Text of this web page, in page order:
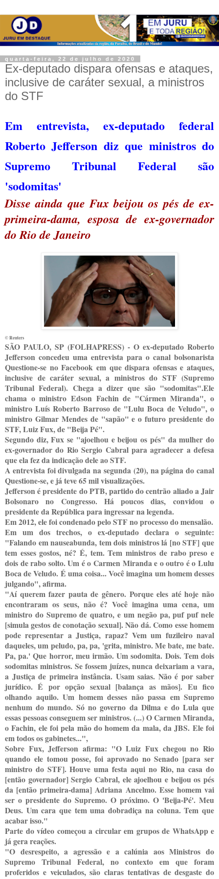
quarta-feira, 22 de julho de 2020
Ex-deputado dispara ofensas e ataques,
inclusive de caráter sexual, a ministros
do STF
Em entrevista, ex-deputado federal
Roberto Jefferson diz que ministros do
Supremo Tribunal Federal são
'sodomitas'
Disse ainda que Fux beijou os pés de ex-
primeira-dama, esposa de ex-governador
do Rio de Janeiro
© Reuters
SÃO PAULO, SP (FOLHAPRESS) - O ex-deputado Roberto
Jefferson concedeu uma entrevista para o canal bolsonarista
Questione-se no Facebook em que dispara ofensas e ataques,
inclusive de caráter sexual, a ministros do STF (Supremo
Tribunal Federal). Chega a dizer que são "sodomitas".Ele
chama o ministro Edson Fachin de "Cármen Miranda", o
ministro Luís Roberto Barroso de "Lulu Boca de Veludo", o
ministro Gilmar Mendes de "sapão" e o futuro presidente do
STF, Luiz Fux, de "Beija Pé".
Segundo diz, Fux se "ajoelhou e beijou os pés" da mulher do
ex-governador do Rio Sergio Cabral para agradecer a defesa
que ela fez da indicação dele ao STF.
A entrevista foi divulgada na segunda (20), na página do canal
Questione-se, e já teve 65 mil visualizações.
Jefferson é presidente do PTB, partido do centrão aliado a Jair
Bolsonaro no Congresso. Há poucos dias, convidou o
presidente da República para ingressar na legenda.
Em 2012, ele foi condenado pelo STF no processo do mensalão.
Em um dos trechos, o ex-deputado declara o seguinte:
"Falando em nauseabunda, tem dois ministros lá [no STF] que
tem esses gostos, né? É, tem. Tem ministros de rabo preso e
dois de rabo solto. Um é o Carmen Miranda e o outro é o Lulu
Boca de Veludo. É uma coisa... Você imagina um homem desses
julgando", afirma.
"Aí querem fazer pauta de gênero. Porque eles até hoje não
encontraram os seus, não é? Você imagina uma cena, um
ministro do Supremo de quatro, e um negão pa, puf puf nele
[simula gestos de conotação sexual]. Não dá. Como esse homem
pode representar a Justiça, rapaz? Vem um fuzileiro naval
daqueles, um peludo, pa, pa, 'grita, ministro. Me bate, me bate.
Pa, pa.' Que horror, meu irmão. Um sodomita. Dois. Tem dois
sodomitas ministros. Se fossem juízes, nunca deixariam a vara,
a Justiça de primeira instância. Usam saias. Não é por saber
jurídico. É por opção sexual [balança as mãos]. Eu fico
olhando aquilo. Um homem desses não passa em Supremo
nenhum do mundo. Só no governo da Dilma e do Lula que
essas pessoas conseguem ser ministros. (...) O Carmen Miranda,
o Fachin, ele foi pela mão do homem da mala, da JBS. Ele foi
em todos os gabinetes...",
Sobre Fux, Jefferson afirma: "O Luiz Fux chegou no Rio
quando ele tomou posse, foi aprovado no Senado [para ser
ministro do STF]. Houve uma festa aqui no Rio, na casa do
[então governador] Sergio Cabral, ele ajoelhou e beijou os pés
da [então primeira-dama] Adriana Ancelmo. Esse homem vai
ser o presidente do Supremo. O próximo. O 'Beija-Pé'. Meu
Deus. Um cara que tem uma dobradiça na coluna. Tem que
acabar isso."
Parte do vídeo começou a circular em grupos de WhatsApp e
já gera reações.
"O desrespeito, a agressão e a calúnia aos Ministros do
Supremo Tribunal Federal, no contexto em que foram
proferidos e veiculados, são claras tentativas de desgaste do